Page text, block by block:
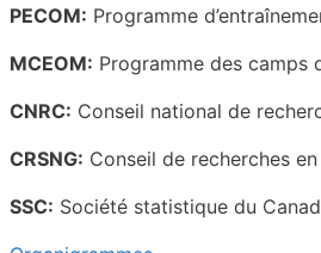
PECOM: Programme
MCEOM: Programme des camps
CNRC: Conseil national de
CRSNG: Conseil de recherches
SSC: Société statistique du